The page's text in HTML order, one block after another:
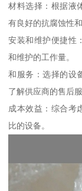
材料选择：根据液
有良好的抗腐蚀性和
安装和维护便捷性
和维护的工作量。
和服务：选择的设
了解供应商的售后
成本效益：综合考
比的设备。